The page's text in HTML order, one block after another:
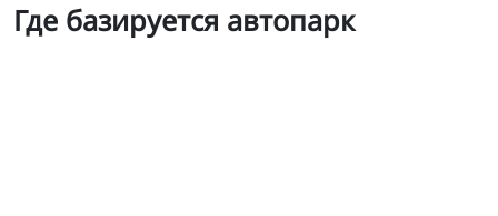
Где базируется автопарк